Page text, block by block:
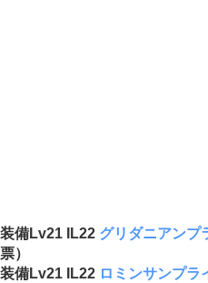
装備Lv21 IL22 グリダニアンプ
票）
装備Lv21 IL22 ロミンサンプラ